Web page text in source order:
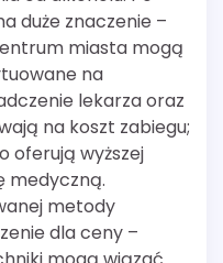
duże znaczenie –
miasta mogą
na
lekarza oraz
na koszt zabiegu;
oferują wyższej
medyczną.
metody
dla ceny –